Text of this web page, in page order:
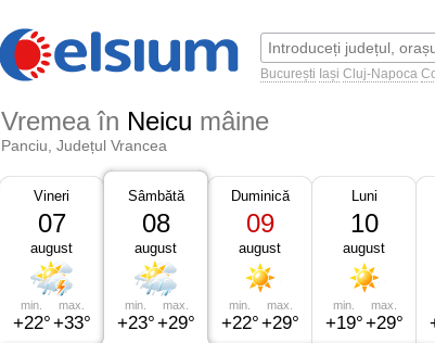
București Iași Cluj-Napoca
Vremea în Neicu mâine
Panciu, Județul Vrancea
Vineri
07
august
min.
+22°
max.
+33°
Sâmbătă
08
august
min.
+23°
max.
+29°
Duminică
09
august
min.
+22°
max.
+29°
Luni
10
august
min.
+19°
max.
+29°